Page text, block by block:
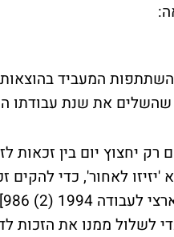
המעביד
את שנת עבודתו
יחצוץ יום בין זכאות
לשלול ממנו את הזכות